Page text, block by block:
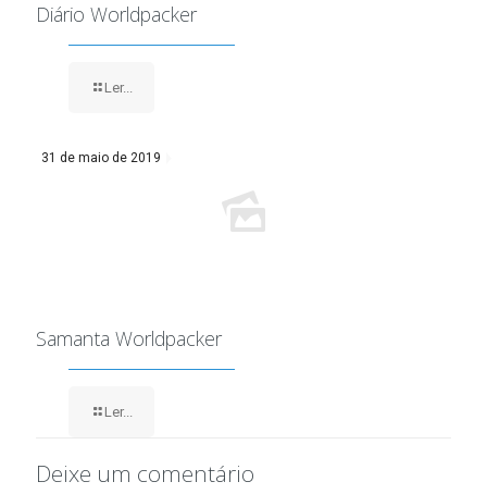
Diário Worldpacker
Ler...
31 de maio de 2019
Samanta Worldpacker
Ler...
Deixe um comentário